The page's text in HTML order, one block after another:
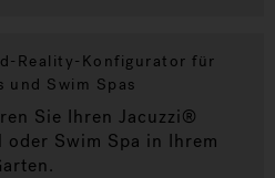
Reality-Konfigurator für
und Swim Spas
Sie Ihren Jacuzzi®
Swim Spa in Ihrem